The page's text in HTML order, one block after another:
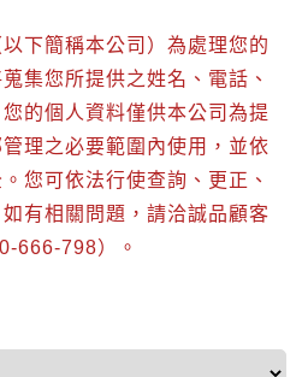
下簡稱本公司）為處理您的
集您所提供之姓名、電話、
的個人資料僅供本公司為提
理之必要範圍內使用，並依
您可依法行使查詢、更正、
有相關問題，請洽誠品顧客
666-798）。